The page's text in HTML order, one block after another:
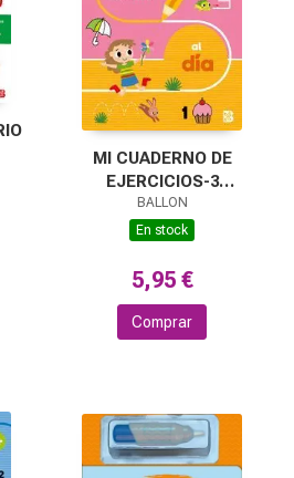
MI CUADERNO DE
EJERCICIOS-3
MINUTOS AL DÍA
BALLON
En stock
5,95 €
Comprar